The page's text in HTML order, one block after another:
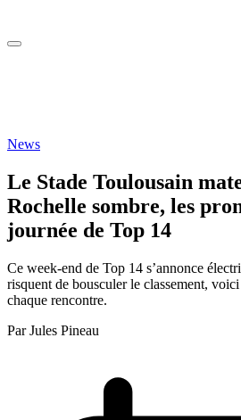
News
Le Stade Toulousain
Rochelle sombre, les
journée de Top 14
Ce week-end de Top 14 s’annonce
risquent de bousculer le classement,
chaque rencontre.
Par Jules Pineau